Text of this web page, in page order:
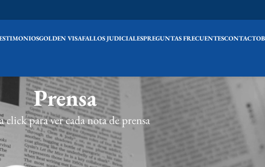
GOLDEN VISAFALLOS JUDICIALESPREGUNTAS FRECUENTESCONTACTO
Prensa
click para ver cada nota de prensa